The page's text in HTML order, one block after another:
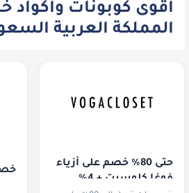
أقوى كوبونات وأكواد
المملكة العربية
حتى 80% خصم على أزياء
فوغا كلوسيت + 4%